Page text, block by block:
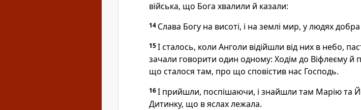
війська, що Бога хвалили й казали:
14 Слава Богу на висоті, і на землі мир, у людях
15І сталось, коли Анголи відійшли від них в небо,
зачали говорити один одному: Ходім до Віфлеєму й
що сталося там, про що сповістив нас Господь.
16І прийшли, поспішаючи, і знайшли там Марію та
Дитинку, що в яслах лежала.